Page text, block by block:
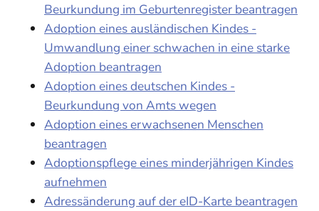
Beurkundung im Geburtenregister beantragen
Adoption eines ausländischen Kindes -
Umwandlung einer schwachen in eine starke
Adoption beantragen
Adoption eines deutschen Kindes -
Beurkundung von Amts wegen
Adoption eines erwachsenen Menschen
beantragen
Adoptionspflege eines minderjährigen Kindes
aufnehmen
Adressänderung auf der eID-Karte beantragen